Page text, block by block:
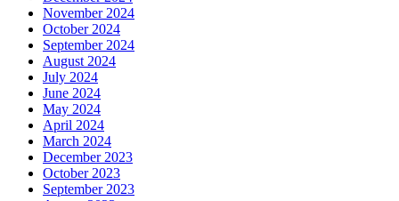
November 2024
October 2024
September 2024
August 2024
July 2024
June 2024
May 2024
April 2024
March 2024
December 2023
October 2023
September 2023